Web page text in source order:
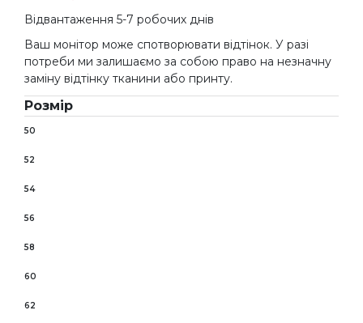
Відвантаження 5-7 робочих днів
Ваш монітор може спотворювати відтінок. У разі
потреби ми залишаємо за собою право на незначну
заміну відтінку тканини або принту.
Розмір
50
52
54
56
58
60
62